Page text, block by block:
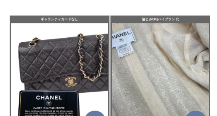
ギャランティカードなし 脇じみOK(ハイブランド)